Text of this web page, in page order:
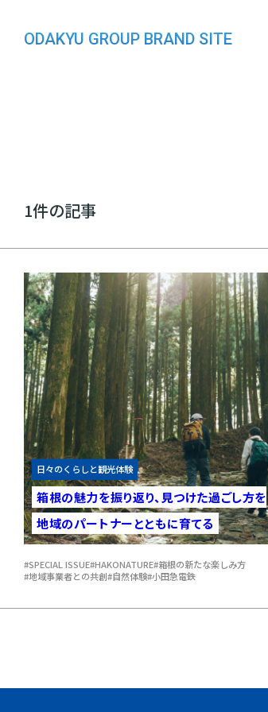
ODAKYU GROUP BRAND SITE
1件の記事
日々のくらしと観光体験
箱根の魅力を振り返り、見つけた過ごし方を
地域のパートナーとともに育てる
#SPECIAL ISSUE#HAKONATURE#箱根の新たな楽しみ方
#地域事業者との共創#自然体験#小田急電鉄